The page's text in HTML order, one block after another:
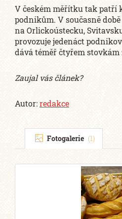
V českém měřítku tak patří
podnikům. V současně
na Orlickoústecku,
provozuje jedenáct
dává téměř čtyřem stovkám
Zaujal vás článek?
Autor:redakce
Fotogalerie (1)